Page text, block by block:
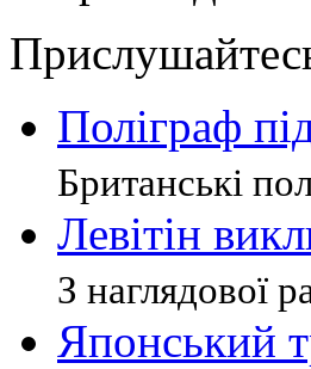
Поліграф
Британські
Левітін
З наглядової
Японський